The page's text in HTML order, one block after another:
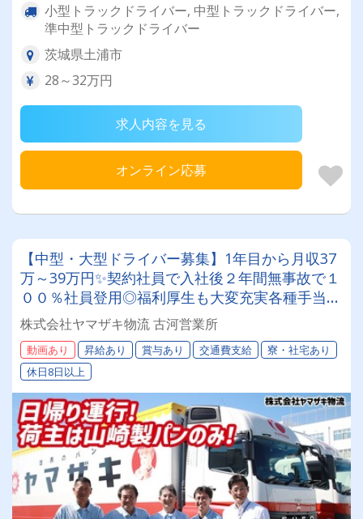
小型トラックドライバー, 中型トラックドライバー,
準中型トラックドライバー
茨城県土浦市
28～32万円
求人内容を見る
オンライン応募
【中型・大型ドライバー募集】1年目から月収37
万～39万円✨契約社員で入社後２年間無事故で１
００％社員登用◎福利厚生も大変充実各種手当が
豊富★年間休日１１３日以上完全取得★＼山崎製
パングループで安定勤務しませんか？／
株式会社ヤマザキ物流 古河営業所
動画あり 昇給あり 賞与あり 交通費支給
寮・社宅あり
休日8日以上